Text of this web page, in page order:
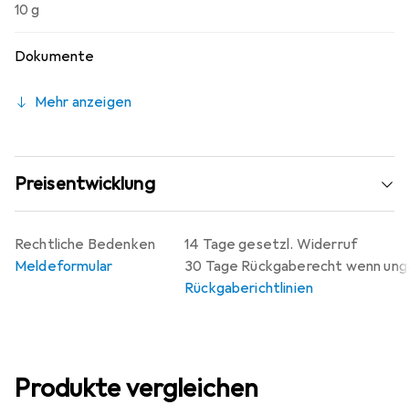
10 g
Dokumente
Mehr anzeigen
Preisentwicklung
14 Tage gesetzl. Widerruf
30 Tage Rückgaberecht wenn
Rückgaberichtlinien
Rechtliche Bedenken
Meldeformular
Produkte vergleichen